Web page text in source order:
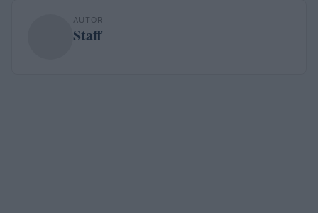
AUTOR
Staff